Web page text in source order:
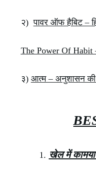
२)पावर ऑफ हैबिट –
The Power Of Habit
३) आत्म – अनुशासन
खेल में